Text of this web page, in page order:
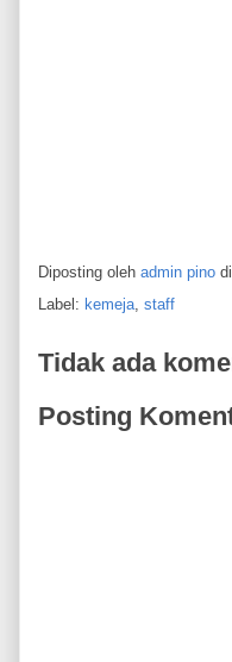
Diposting oleh admin pino di
Label: kemeja staff
Tidak ada
Posting